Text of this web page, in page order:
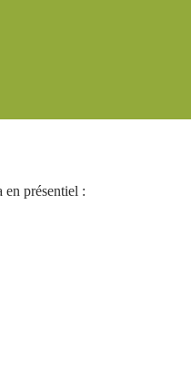
en présentiel :